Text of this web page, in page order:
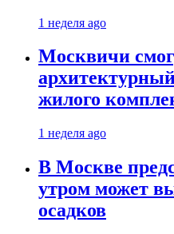
1 неделя ago
Москвичи
жилого
1 неделя ago
В Москве
утром может
осадков